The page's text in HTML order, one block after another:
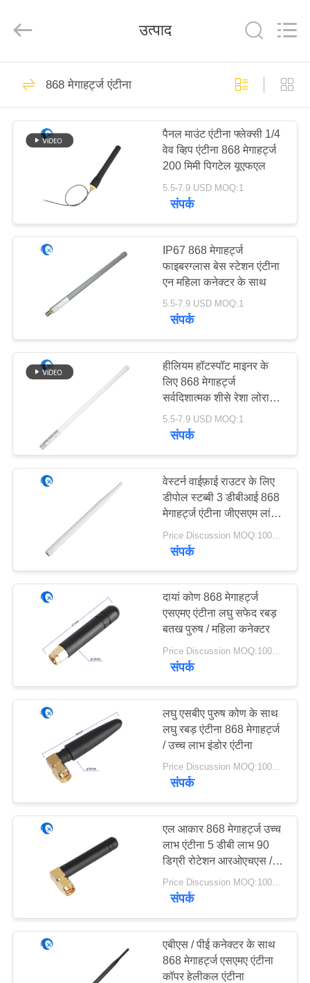
उत्पादों
कारखाना
गुणवत्ता
नियंत्रण
समाचार
साइटमैप
PRIVACY
POLICY
Reserved.
ओमनी वाईफाई एंटीना
जीएसएम ऐन्टेना
24
जीपीएस नेविगेशन एंटीना
शीसे रेशा बेस स्टेशन
एंटीना
58
हीलियम एंटीना
वाईफ़ाई रिसीवर एंटीना
17
32
उत्पाद
868 मेगाहर्ट्ज एंटीना
पैनल माउंट एंटीना फ्लेक्सी 1/4
वेव व्हिप एंटीना 868 मेगाहर्ट्ज
200 मिमी पिगटेल यूएफएल
5.5-7.9 USD MOQ:1
संपर्क
IP67 868 मेगाहर्ट्ज
फाइबरग्लास बेस स्टेशन एंटीना
एन महिला कनेक्टर के साथ
5.5-7.9 USD MOQ:1
संपर्क
हीलियम हॉटस्पॉट माइनर के
लिए 868 मेगाहर्ट्ज
सर्वदिशात्मक शीसे रेशा लोरावन
एंटीना 5 डीबीआई
5.5-7.9 USD MOQ:1
संपर्क
वेस्टर्न वाईफ़ाई राउटर के लिए
डीपोल स्टब्बी 3 डीबीआई 868
मेगाहर्ट्ज एंटीना जीएसएम लांग
रेंज एंटीना
संपर्क
दायां कोण 868 मेगाहर्ट्ज
एसएमए एंटीना लघु सफेद रबड़
बतख पुरुष / महिला कनेक्टर
Price Discussion MOQ:100PCS
संपर्क
लघु एसबीए पुरुष कोण के साथ
लघु रबड़ एंटीना 868 मेगाहर्ट्ज
/ उच्च लाभ इंडोर एंटीना
Price Discussion MOQ:100PCS
संपर्क
एल आकार 868 मेगाहर्ट्ज उच्च
लाभ एंटीना 5 डीबी लाभ 90
डिग्री रोटेशन आरओएचएस /
सीई के साथ
Price Discussion MOQ:100PCS
संपर्क
एबीएस / पीई कनेक्टर के साथ
868 मेगाहर्ट्ज एसएमए एंटीना
कॉपर हेलीकल एंटीना